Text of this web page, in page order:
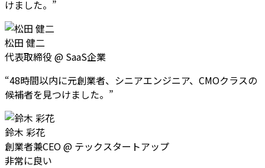
けました。 ”
松田 健二
代表取締役 @ SaaS企業
“48時間以内に元創業者、シニアエンジニア、CMOクラスの
候補者を見つけました。 ”
鈴木 彩花
創業者兼CEO@ テックスタートアップ
非常に良い